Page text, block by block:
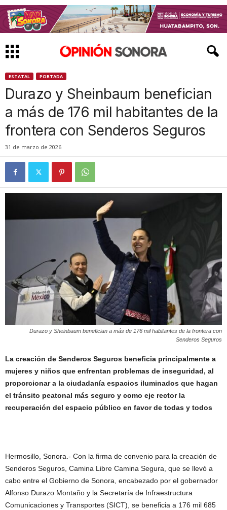
ESTATAL PORTADA
Durazo y Sheinbaum benefician
a más de 176 mil habitantes de la
frontera con Senderos Seguros
31 de marzo de 2026
Durazo y Sheinbaum benefician a más de 176 mil habitantes de la frontera con
Senderos Seguros
La creación de Senderos Seguros beneficia principalmente a
mujeres y niños que enfrentan problemas de inseguridad, al
proporcionar a la ciudadanía espacios iluminados que hagan
el tránsito peatonal más seguro y como eje rector la
recuperación del espacio público en favor de todas y todos
Hermosillo, Sonora.- Con la firma de convenio para la creación de
Senderos Seguros, Camina Libre Camina Segura, que se llevó a
cabo entre el Gobierno de Sonora, encabezado por el gobernador
Alfonso Durazo Montaño y la Secretaría de Infraestructura
Comunicaciones y Transportes (SICT), se beneficia a 176 mil 685